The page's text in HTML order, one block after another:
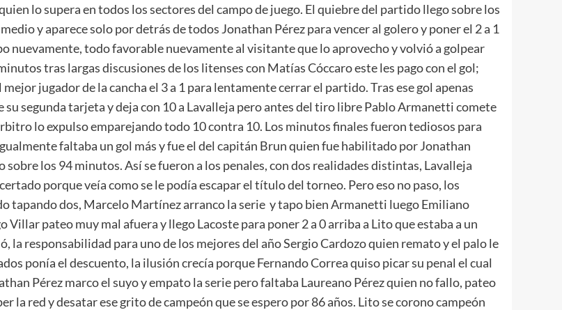
lo supera en todos los sectores del campo de juego. El quiebre del partido llego sobre los
y aparece solo por detrás de todos Jonathan Pérez para vencer al golero y poner el 2 a 1
nuevamente, todo favorable nuevamente al visitante que lo aprovecho y volvió a golpear
tras largas discusiones de los litenses con Matías Cóccaro este les pago con el gol;
jugador de la cancha el 3 a 1 para lentamente cerrar el partido. Tras ese gol apenas
segunda tarjeta y deja con 10 a Lavalleja pero antes del tiro libre Pablo Armanetti comete
lo expulso emparejando todo 10 contra 10. Los minutos finales fueron tediosos para
faltaba un gol más y fue el del capitán Brun quien fue habilitado por Jonathan
los 94 minutos. Así se fueron a los penales, con dos realidades distintas, Lavalleja
porque veía como se le podía escapar el título del torneo. Pero eso no paso, los
tapando dos, Marcelo Martínez arranco la serie y tapo bien Armanetti luego Emiliano
pateo muy mal afuera y llego Lacoste para poner 2 a 0 arriba a Lito que estaba a un
la responsabilidad para uno de los mejores del año Sergio Cardozo quien remato y el palo le
ponía el descuento, la ilusión crecía porque Fernando Correa quiso picar su penal el cual
Pérez marco el suyo y empato la serie pero faltaba Laureano Pérez quien no fallo, pateo
la red y desatar ese grito de campeón que se espero por 86 años. Lito se corono campeón